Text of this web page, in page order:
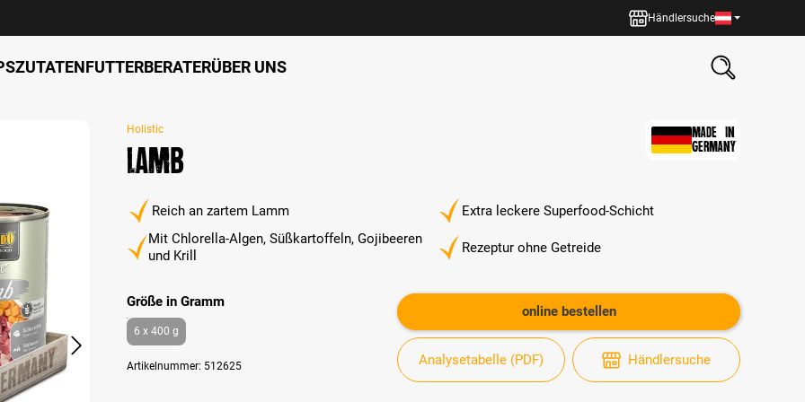
Händlersuche
ZUTATENFUTTERBERATERÜBER UNS
Holistic
Lamb
MADE IN
GERMANY
Reich an zartem Lamm
Extra leckere Superfood-Schicht
Mit Chlorella-Algen, Süßkartoffeln, Gojibeeren
und Krill
Rezeptur ohne Getreide
Größe in Grammauswählen
6 x 400 g
Artikelnummer: 512625
online bestellen
Analysetabelle (PDF) Händlersuche